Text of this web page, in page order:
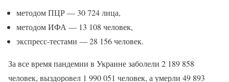
методом ПЦР — 30 724 лица,
методом ИФА — 13 108 человек,
экспресс-тестами — 28 156 человек.
За все время пандемии в Украине заболели 2 189 858
человек, выздоровел 1 990 051 человек, а умерли 49 893